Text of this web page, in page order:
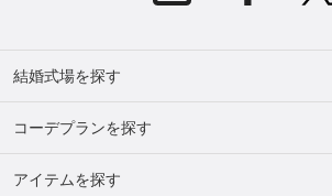
結婚式場を探す
コーデプランを探す
アイテムを探す